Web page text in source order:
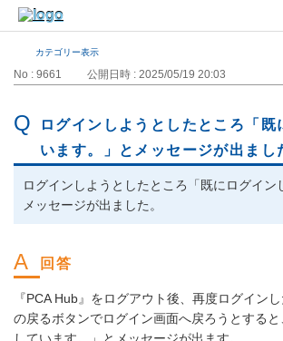
カテゴリー表示
No : 9661 公開日時 : 2025/05/19 20:03
ログインしようとしたところ「既
います。」とメッセージが出まし
ログインしようとしたところ「既にログイン
メッセージが出ました。
『PCA Hub』をログアウト後、再度ログイン
の戻るボタンでログイン画面へ戻ろうとする